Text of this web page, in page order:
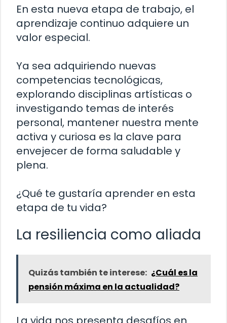
En esta nueva etapa de trabajo, el
aprendizaje continuo adquiere un
valor especial.
Ya sea adquiriendo nuevas
competencias tecnológicas,
explorando disciplinas artísticas o
investigando temas de interés
personal, mantener nuestra mente
activa y curiosa es la clave para
envejecer de forma saludable y
plena.
¿Qué te gustaría aprender en esta
etapa de tu vida?
La resiliencia como aliada
Quizás también te interese: ¿Cuál es la
pensión máxima en la actualidad?